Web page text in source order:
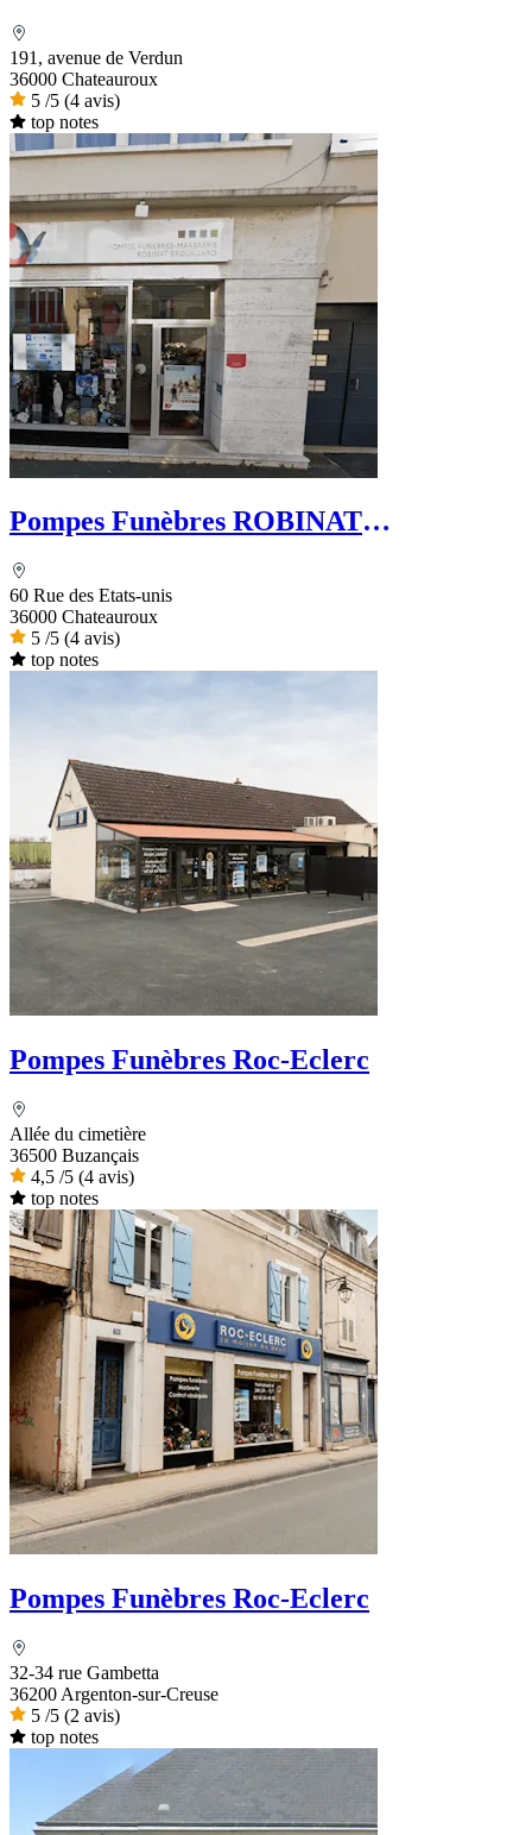
191, avenue de Verdun
36000 Chateauroux
5 /5 (4 avis)
top notes
Pompes Funèbres ROBINAT
60 Rue des Etats-unis
36000 Chateauroux
5 /5 (4 avis)
top notes
Pompes Funèbres Roc-Eclerc
Allée du cimetière
36500 Buzançais
4,5 /5 (4 avis)
top notes
Pompes Funèbres Roc-Eclerc
32-34 rue Gambetta
36200 Argenton-sur-Creuse
5 /5 (2 avis)
top notes